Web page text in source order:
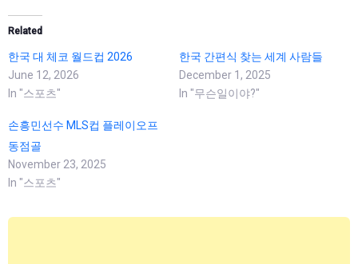
Related
한국 대 체코 월드컵 2026
June 12, 2026
In "스포츠"
한국 간편식 찾는 세계 사람들
December 1, 2025
In "무슨일이야?"
손흥민선수 MLS컵 플레이오프
동점골
November 23, 2025
In "스포츠"